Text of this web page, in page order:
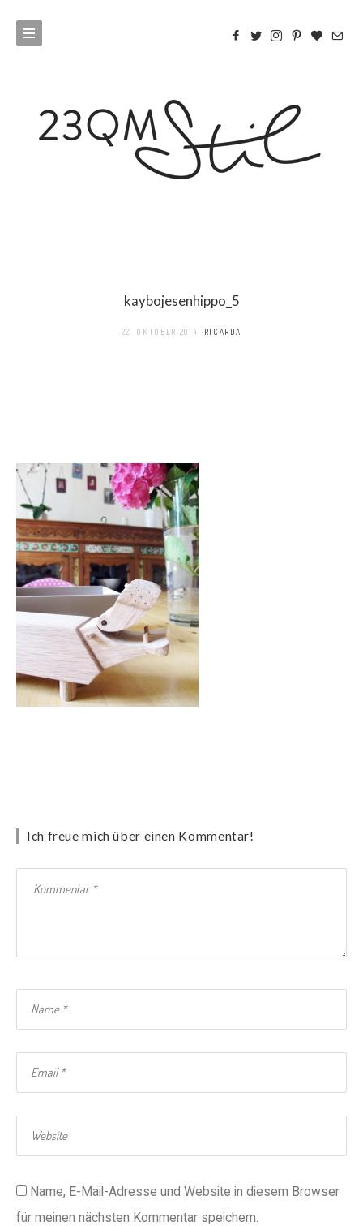
kaybojesenhippo_5
22. OKTOBER 2014 RICARDA
Ich freue mich über einen Kommentar!
Name, E-Mail-Adresse und Website in diesem Browser
für meinen nächsten Kommentar speichern.